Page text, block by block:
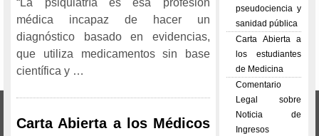
“La psiquiatría es esa profesión
médica incapaz de hacer un
diagnóstico basado en evidencias,
que utiliza medicamentos sin base
científica y …
Carta Abierta a los Médicos
pseudociencia y
sanidad pública
Carta Abierta a
los estudiantes
de Medicina
Comentario
Legal sobre
Noticia de
Ingresos